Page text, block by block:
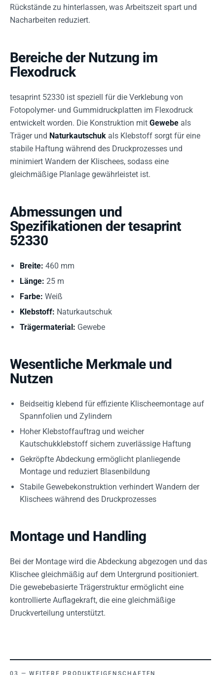
Rückstände zu hinterlassen, was Arbeitszeit spart und
Nacharbeiten reduziert.
Bereiche der Nutzung im
Flexodruck
tesaprint 52330 ist speziell für die Verklebung von
Fotopolymer- und Gummidruckplatten im Flexodruck
entwickelt worden. Die Konstruktion mit Gewebe als
Träger und Naturkautschuk als Klebstoff sorgt für eine
stabile Haftung während des Druckprozesses und
minimiert Wandern der Klischees, sodass eine
gleichmäßige Planlage gewährleistet ist.
Abmessungen und
Spezifikationen der tesaprint
52330
Breite: 460 mm
Länge: 25 m
Farbe: Weiß
Klebstoff: Naturkautschuk
Trägermaterial: Gewebe
Wesentliche Merkmale und
Nutzen
Beidseitig klebend für effiziente Klischeemontage auf
Spannfolien und Zylindern
Hoher Klebstoffauftrag und weicher
Kautschukklebstoff sichern zuverlässige Haftung
Gekröpfte Abdeckung ermöglicht planliegende
Montage und reduziert Blasenbildung
Stabile Gewebekonstruktion verhindert Wandern der
Klischees während des Druckprozesses
Montage und Handling
Bei der Montage wird die Abdeckung abgezogen und das
Klischee gleichmäßig auf dem Untergrund positioniert.
Die gewebebasierte Trägerstruktur ermöglicht eine
kontrollierte Auflagekraft, die eine gleichmäßige
Druckverteilung unterstützt.